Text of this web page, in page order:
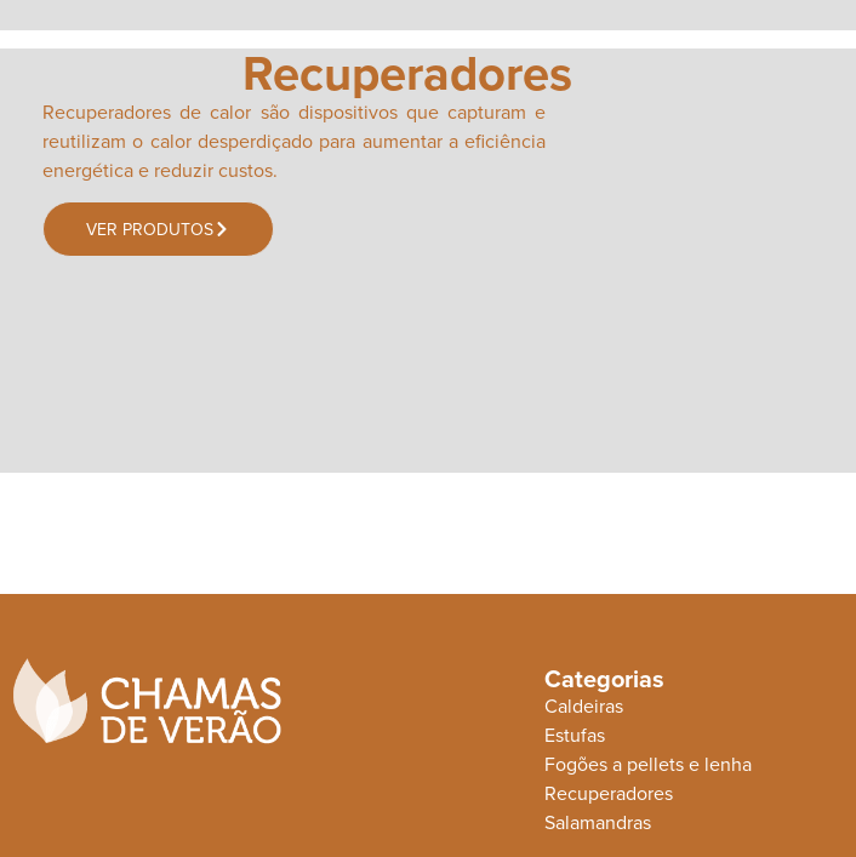
Recuperadores
Recuperadores de calor são dispositivos que capturam e
reutilizam o calor desperdiçado para aumentar a eficiência
energética e reduzir custos.
VER PRODUTOS
Categorias
Caldeiras
Estufas
Fogões a pellets e lenha
Recuperadores
Salamandras